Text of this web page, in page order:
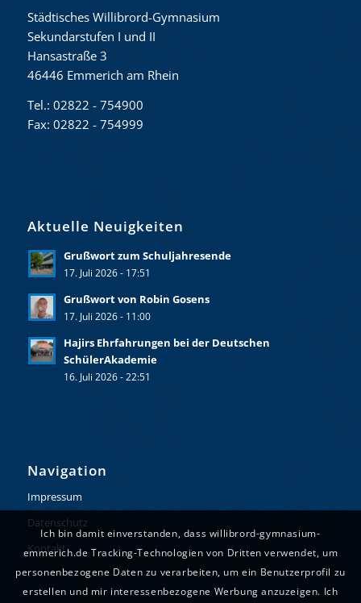
Städtisches Willibrord-Gymnasium
Sekundarstufen I und II
Hansastraße 3
46446 Emmerich am Rhein
Tel.: 02822 - 754900
Fax: 02822 - 754999
Aktuelle Neuigkeiten
Grußwort zum Schuljahresende
17. Juli 2026 - 17:51
Grußwort von Robin Gosens
17. Juli 2026 - 11:00
Hajirs Ehrfahrungen bei der Deutschen
SchülerAkademie
16. Juli 2026 - 22:51
Navigation
Impressum
Datenschutz
Kontakt
Ich bin damit einverstanden, dass willibrord-gymnasium-
emmerich.de Tracking-Technologien von Dritten verwendet, um
personenbezogene Daten zu verarbeiten, um ein Benutzerprofil zu
erstellen und mir interessenbezogene Werbung anzuzeigen. Ich